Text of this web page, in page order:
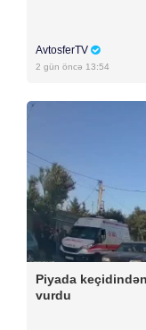
AvtosferTV
2 gün öncə 13:54
Piyada
vurdu